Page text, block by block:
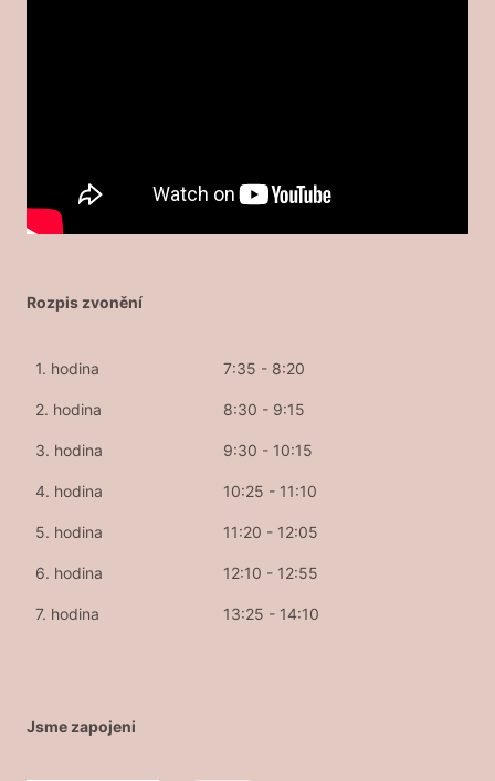
Rozpis zvonění
1. hodina 7:35 - 8:20
2. hodina 8:30 - 9:15
3. hodina 9:30 - 10:15
4. hodina 10:25 - 11:10
5. hodina 11:20 - 12:05
6. hodina 12:10 - 12:55
7. hodina 13:25 - 14:10
Jsme zapojeni